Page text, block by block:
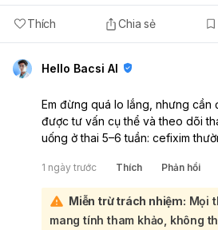
Thích Chia sẻ
Hello Bacsi AI
Em đừng quá lo lắng, nhưng cần
được tư vấn cụ thể và theo dõi
uống ở thai 5–6 tuần: cefixim
cơ; ibuprofen và ciprofloxacin thì
trong thai kỳ, nhất là khi thai còn
ngày chưa chắc đã gây ảnh
đánh giá theo liều, số ngày uống
1 ngày trước Thích Phản hồi
Miễn trừ trách nhiệm: Mọi
mang tính tham khảo, không